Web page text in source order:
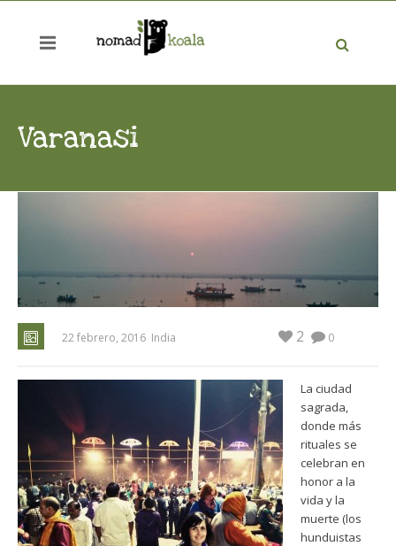
Varanasi
22 febrero, 2016 India 0
2
La ciudad
sagrada,
donde más
rituales se
celebran en
honor a la
vida y la
muerte (los
hunduistas